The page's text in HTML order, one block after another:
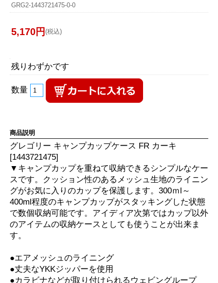
GRG2-1443721475-0-0
5,170円 (税込)
残りわずかです
数量
商品説明
グレゴリー キャンプカップケース FR カーキ
[1443721475]
▼キャンプカップを重ねて収納できるシンプルなケー
スです。クッション性のあるメッシュ生地のライニン
グがお気に入りのカップを保護します。300ｍl～
400ml程度のキャンプカップがスタッキングした状態
で数個収納可能です。アイディア次第ではカップ以外
のアイテムの収納ケースとしても使うことが出来ま
す。
●エアメッシュのライニング
●丈夫なYKKジッパーを使用
●カラビナなどが取り付けられるウェビングループ